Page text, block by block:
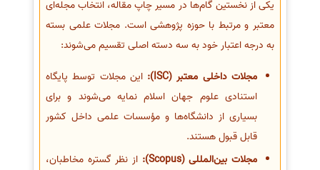
یکی از نخستین گام‌ها در مسیر چاپ مقاله، انتخاب مجله‌ای
معتبر و مرتبط با حوزه پژوهشی است. مجلات علمی بسته
به درجه اعتبار خود به سه دسته اصلی تقسیم می‌شوند:
مجلات داخلی معتبر (ISC):
این مجلات توسط پایگاه
استنادی علوم جهان اسلام نمایه می‌شوند و برای
بسیاری از دانشگاه‌ها و مؤسسات علمی داخل کشور
قابل قبول هستند.
مجلات بین‌المللی (Scopus):
از نظر گستره مخاطبان،